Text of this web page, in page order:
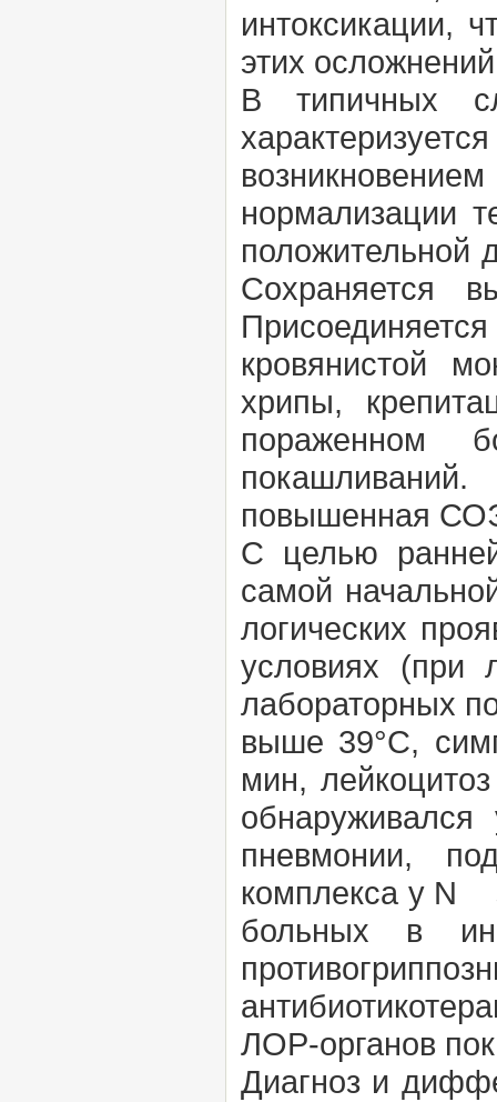
интоксикации,
этих
В типичных
нормализации
положительной
Сохраняется
кровянистой
хрипы,
пораженном
повышенная
С целью
самой
логических
условиях (при
лабораторных
выше 39°С,
мин,
пневмонии,
комплекса у N
больных в
ЛОР-органов
Диагноз и